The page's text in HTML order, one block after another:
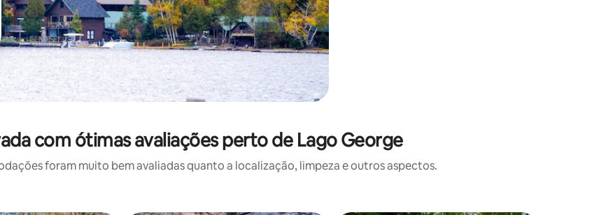
com ótimas avaliações perto de Lago George
foram muito bem avaliadas quanto a localização, limpeza e outros aspectos.